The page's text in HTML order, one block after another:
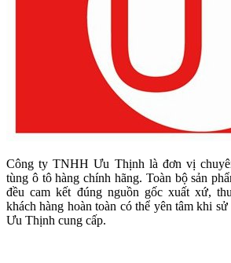
Công ty TNHH Ưu Thịnh là đơn vị
tùng ô tô hàng chính hãng. Toàn bộ sản
đều cam kết đúng nguồn gốc xuất xứ,
khách hàng hoàn toàn có thể yên tâm khi sử
Ưu Thịnh cung cấp.